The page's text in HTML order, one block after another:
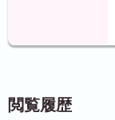
閲覧履歴